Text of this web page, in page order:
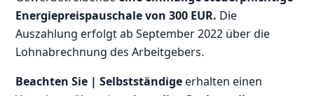
Energiepreispauschale von 300 EUR. Die
Auszahlung erfolgt ab September 2022 über die
Lohnabrechnung des Arbeitgebers.
Beachten Sie |Selbstständigeerhalten einen